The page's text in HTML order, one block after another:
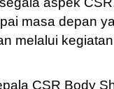
masa depan
melalui
CSR Body